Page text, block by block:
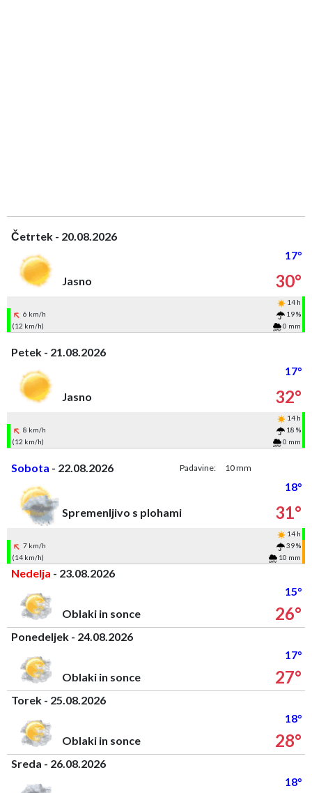
Četrtek - 20.08.2026
17°
Jasno
30°
14 h
6 km/h
19 %
(12 km/h)
0 mm
Petek - 21.08.2026
17°
Jasno
32°
14 h
8 km/h
18 %
(12 km/h)
0 mm
Sobota - 22.08.2026 Padavine: 10 mm
18°
Spremenljivo s plohami
31°
14 h
7 km/h
39 %
(14 km/h)
10 mm
Nedelja - 23.08.2026
15°
Oblaki in sonce
26°
Ponedeljek - 24.08.2026
17°
Oblaki in sonce
27°
Torek - 25.08.2026
18°
Oblaki in sonce
28°
Sreda - 26.08.2026
18°